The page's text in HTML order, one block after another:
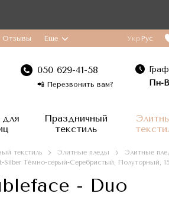
Отзывы Еще Укр Рус
050 629-41-58
📲 Перезвонить вам?
Пн-
для
Праздничный
текстиль
текстиль Элитные пледы
Элитные
Тёмно-серый-Серебристый, Полуторный,
- Duo